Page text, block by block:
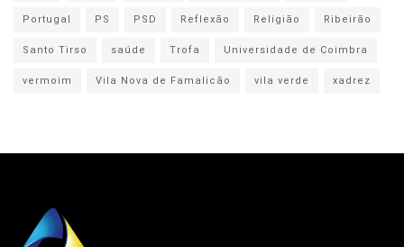
Portugal
PS PSD Reflexão Religião
Ribeirão
Santo Tirso
saúde Trofa
Universidade de Coimbra
vermoim
Vila Nova de Famalicão vila verde xadrez